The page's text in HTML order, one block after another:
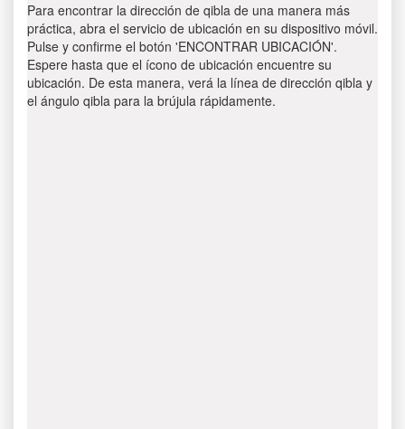
Para encontrar la dirección de qibla de una manera más
práctica, abra el servicio de ubicación en su dispositivo móvil.
Pulse y confirme el botón 'ENCONTRAR UBICACIÓN'.
Espere hasta que el ícono de ubicación encuentre su
ubicación. De esta manera, verá la línea de dirección qibla y
el ángulo qibla para la brújula rápidamente.